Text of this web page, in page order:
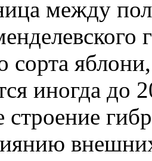
между
сорта
иногда до
строение